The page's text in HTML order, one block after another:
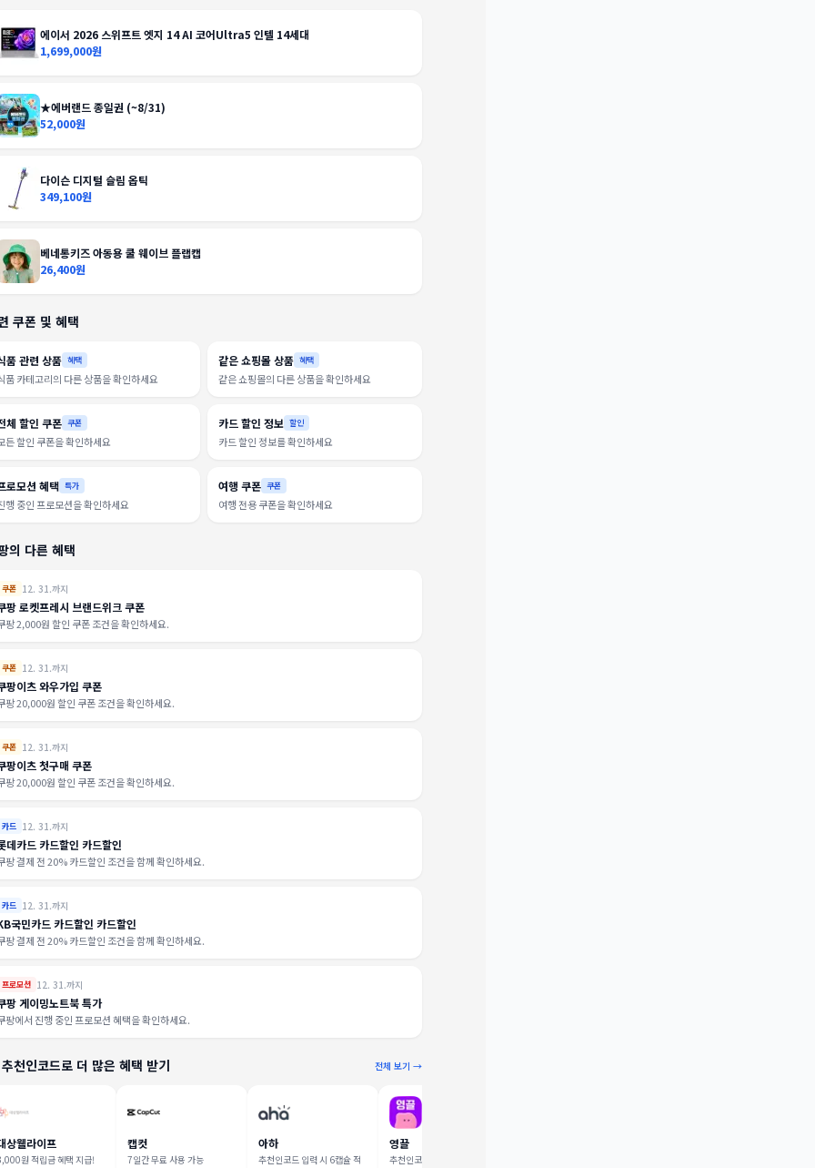
에이서 2026 스위프트 엣지 14 AI 코어Ultra5 인텔 14세대
1,699,000원
★에버랜드 종일권 (~8/31)
52,000원
다이슨 디지털 슬림 옵틱
349,100원
베네통키즈 아동용 쿨 웨이브 플랩캡
26,400원
쿠폰 및 혜택
품 관련 상품 혜택
품 카테고리의 다른 상품을 확인하세요
같은 쇼핑몰 상품 혜택
같은 쇼핑몰의 다른 상품을 확인하세요
체 할인 쿠폰 쿠폰
든 할인 쿠폰을 확인하세요
카드 할인 정보 할인
카드 할인 정보를 확인하세요
로모션 혜택 특가
행 중인 프로모션을 확인하세요
여행 쿠폰 쿠폰
여행 전용 쿠폰을 확인하세요
의 다른 혜택
쿠폰 12. 31.까지
팡 로켓프레시 브랜드위크 쿠폰
팡 2,000원 할인 쿠폰 조건을 확인하세요.
쿠폰 12. 31.까지
팡이츠 와우가입 쿠폰
팡 20,000원 할인 쿠폰 조건을 확인하세요.
쿠폰 12. 31.까지
팡이츠 첫구매 쿠폰
팡 20,000원 할인 쿠폰 조건을 확인하세요.
카드 12. 31.까지
데카드 카드할인 카드할인
팡 결제 전 20% 카드할인 조건을 함께 확인하세요.
카드 12. 31.까지
국민카드 카드할인 카드할인
팡 결제 전 20% 카드할인 조건을 함께 확인하세요.
프로모션 12. 31.까지
팡 게이밍노트북 특가
팡에서 진행 중인 프로모션 혜택을 확인하세요.
천인코드로 더 많은 혜택 받기 전체 보기 →
상웰라이프
원 적립금 혜택 지급!
캡컷
7일간 무료 사용 가능
아하
추천인코드 입력 시 6캡슐 적
영끌
추천인코드 입력 시 1,000 포